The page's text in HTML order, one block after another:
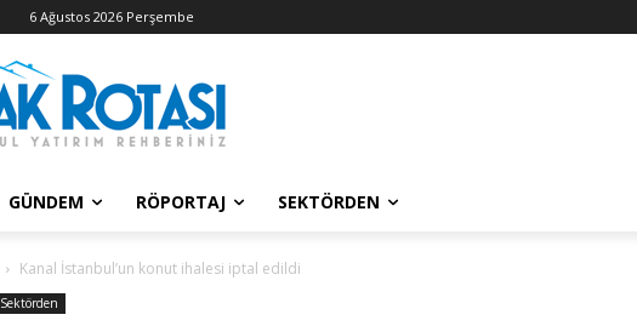
6 Ağustos 2026 Perşembe
GÜNDEM RÖPORTAJ SEKTÖRDEN
Kanal İstanbul’un konut ihalesi iptal edildi
Sektörden